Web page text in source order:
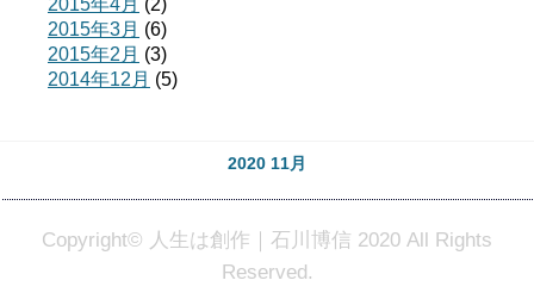
2015年3月 (6)
2015年2月 (3)
2014年12月 (5)
2020 11月
Copyright© 人生は創作｜石川博信 2020 All Rights
Reserved.